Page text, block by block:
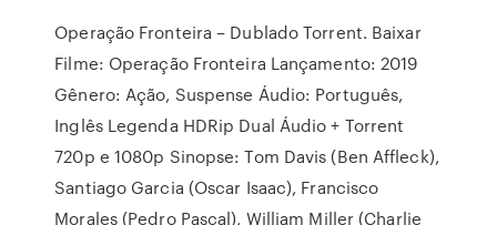
Operação Fronteira – Dublado Torrent. Baixar
Filme: Operação Fronteira Lançamento: 2019
Gênero: Ação, Suspense Áudio: Português,
Inglês Legenda HDRip Dual Áudio + Torrent
720p e 1080p Sinopse: Tom Davis (Ben Affleck),
Santiago Garcia (Oscar Isaac), Francisco
Morales (Pedro Pascal), William Miller (Charlie